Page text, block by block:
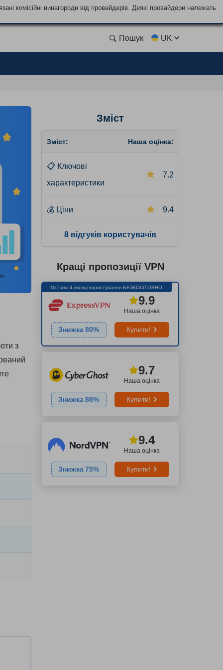
комісійні винагороди від провайдерів. Деякі провайдери належать
Пошук UK
з
Зміст
Зміст: Наша оцінка:
📋 Ключові
характеристики
7.2
💰 Ціни 9.4
8 відгуків користувачів
Кращі пропозиції VPN
Містить 4 місяці користування БЕЗКОШТОВНО!
Наша оцінка
9.9
Знижка 80% Купити!
Наша оцінка
9.7
Знижка 88% Купити!
Наша оцінка
9.4
Знижка 75% Купити!